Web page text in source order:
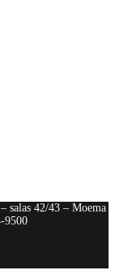
salas 42/43 – Moema
9500